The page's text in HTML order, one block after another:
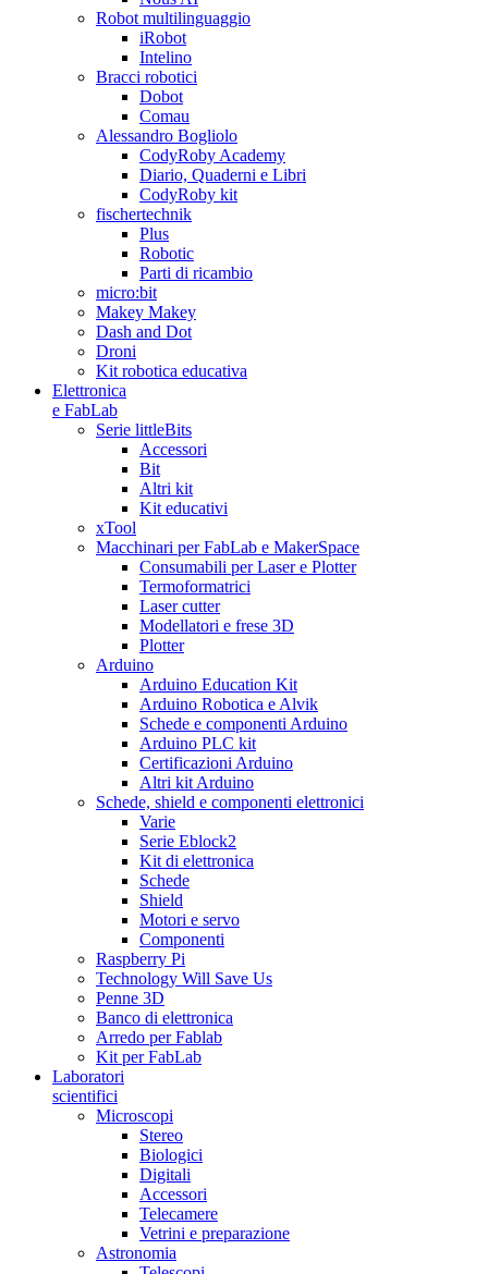
Robot multilinguaggio
iRobot
Intelino
Bracci robotici
Dobot
Comau
Alessandro Bogliolo
CodyRoby Academy
Diario, Quaderni e Libri
CodyRoby kit
fischertechnik
Plus
Robotic
Parti di ricambio
micro:bit
Makey Makey
Dash and Dot
Droni
Kit robotica educativa
Elettronica
e FabLab
Serie littleBits
Accessori
Bit
Altri kit
Kit educativi
xTool
Macchinari per FabLab e MakerSpace
Consumabili per Laser e Plotter
Termoformatrici
Laser cutter
Modellatori e frese 3D
Plotter
Arduino
Arduino Education Kit
Arduino Robotica e Alvik
Schede e componenti Arduino
Arduino PLC kit
Certificazioni Arduino
Altri kit Arduino
Schede, shield e componenti elettronici
Varie
Serie Eblock2
Kit di elettronica
Schede
Shield
Motori e servo
Componenti
Raspberry Pi
Technology Will Save Us
Penne 3D
Banco di elettronica
Arredo per Fablab
Kit per FabLab
Laboratori
scientifici
Microscopi
Stereo
Biologici
Digitali
Accessori
Telecamere
Vetrini e preparazione
Astronomia